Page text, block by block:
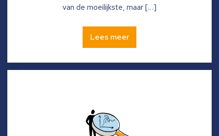
van de moeilijkste, maar […]
Lees meer